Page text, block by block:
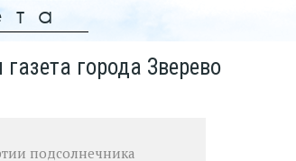
города Зверево
подсолнечника